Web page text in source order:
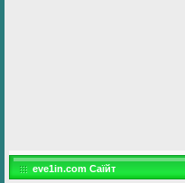
eve1in.com Саїйт